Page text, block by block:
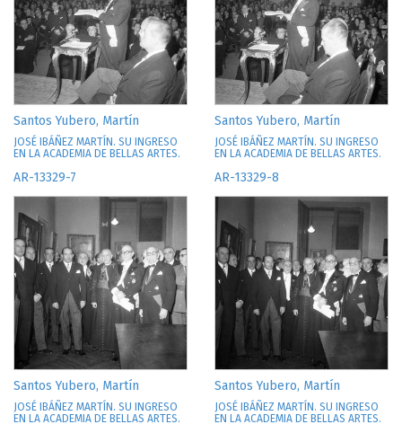
Santos Yubero, Martín
JOSÉ IBÁÑEZ MARTÍN. SU INGRESO
EN LA ACADEMIA DE BELLAS ARTES.
Santos Yubero, Martín
JOSÉ IBÁÑEZ MARTÍN. SU INGRESO
EN LA ACADEMIA DE BELLAS ARTES.
AR-13329-7
Santos Yubero, Martín
JOSÉ IBÁÑEZ MARTÍN. SU INGRESO
EN LA ACADEMIA DE BELLAS ARTES.
AR-13329-8
Santos Yubero, Martín
JOSÉ IBÁÑEZ MARTÍN. SU INGRESO
EN LA ACADEMIA DE BELLAS ARTES.